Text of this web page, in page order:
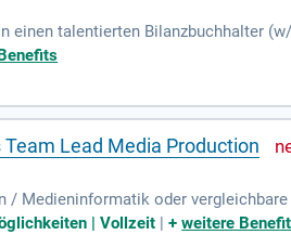
einen talentierten Bilanzbuchhalter
Half seit über 75 Jahren
in Finanz- und Rechnungswesen
Nutzen Sie diese Chance, um
Teil eines erfolgreichen Teams!
Lead Media Production
Medieninformatik oder
der crossmedialen Produktion von
| Vollzeit |+weitere